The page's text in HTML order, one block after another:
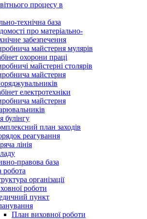
процесу в
технічна база
про матеріально-
забезпечення
майстерня мулярів
охорони праці
майстерні столярів
майстерня
електротехніки
майстерня
булінгу
план заходів
реагування
лінія
правова база
робота
організації
роботи
пункт
План виховної роботи